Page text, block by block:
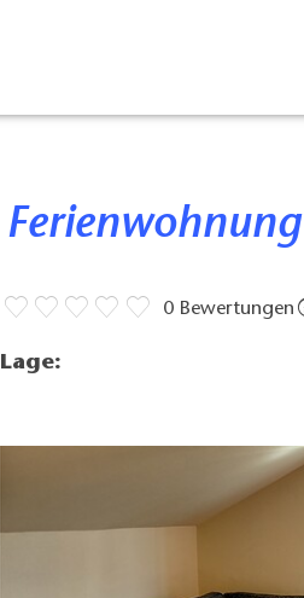
0 Bewertungen
Lage: